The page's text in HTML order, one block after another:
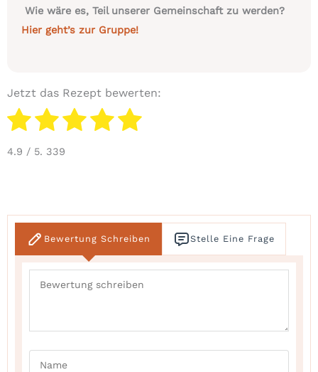
Wie wäre es, Teil unserer Gemeinschaft zu werden?
Hier geht’s zur Gruppe!
Jetzt das Rezept bewerten:
4.9 / 5. 339
Bewertung Schreiben Stelle Eine Frage